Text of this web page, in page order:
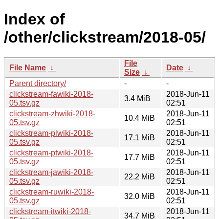
Index of
/other/clickstream/2018-05/
File Name ↓
File
Size ↓
Date ↓
Parent directory/
-
-
clickstream-fawiki-2018-
05.tsv.gz
3.4 MiB
2018-Jun-11
02:51
clickstream-zhwiki-2018-
05.tsv.gz
10.4 MiB
2018-Jun-11
02:51
clickstream-plwiki-2018-
05.tsv.gz
17.1 MiB
2018-Jun-11
02:51
clickstream-ptwiki-2018-
05.tsv.gz
17.7 MiB
2018-Jun-11
02:51
clickstream-jawiki-2018-
05.tsv.gz
22.2 MiB
2018-Jun-11
02:51
clickstream-ruwiki-2018-
05.tsv.gz
32.0 MiB
2018-Jun-11
02:51
clickstream-itwiki-2018-
34.7 MiB
2018-Jun-11